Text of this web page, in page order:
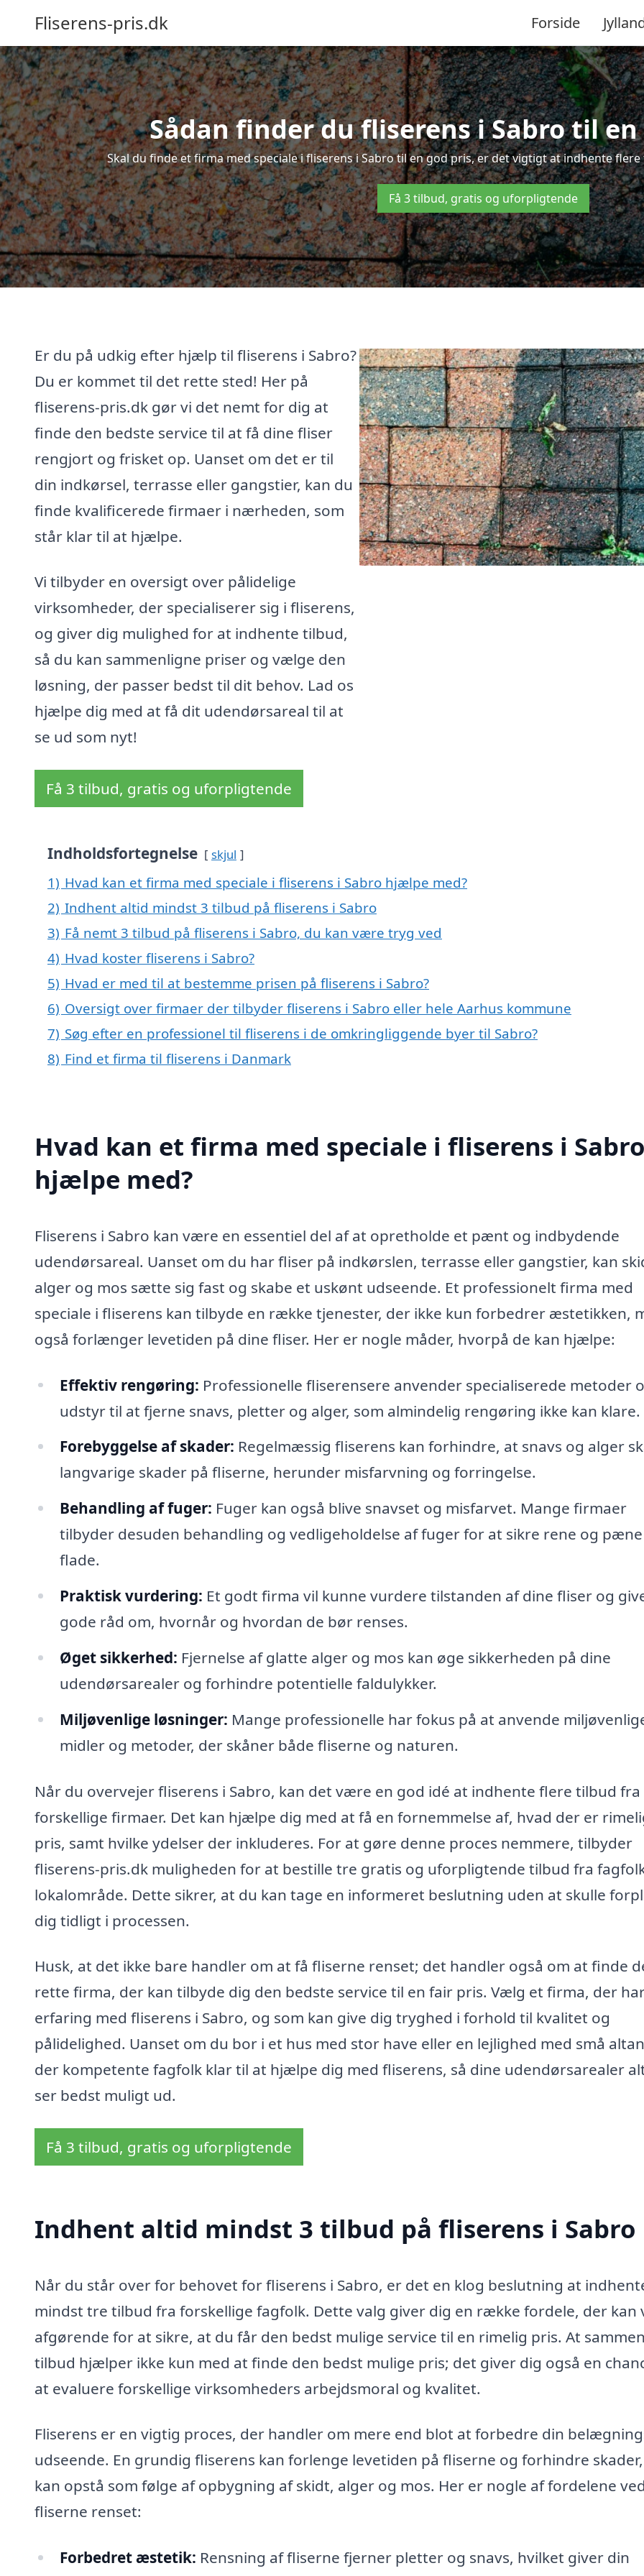
Fliserens-pris.dk Forside
Sådan finder du fliserens i Sabro til
Skal du finde et firma med speciale i fliserens i Sabro til en god pris, er det vigtigt at indhente
Få 3 tilbud, gratis og uforpligtende
Er du på udkig efter hjælp til fliserens i Sabro?
Du er kommet til det rette sted! Her på
fliserens-pris.dk gør vi det nemt for dig at
finde den bedste service til at få dine fliser
rengjort og frisket op. Uanset om det er til
din indkørsel, terrasse eller gangstier, kan du
finde kvalificerede firmaer i nærheden, som
står klar til at hjælpe.
Vi tilbyder en oversigt over pålidelige
virksomheder, der specialiserer sig i fliserens,
og giver dig mulighed for at indhente tilbud,
så du kan sammenligne priser og vælge den
løsning, der passer bedst til dit behov. Lad os
hjælpe dig med at få dit udendørsareal til at
se ud som nyt!
Få 3 tilbud, gratis og uforpligtende
Indholdsfortegnelse skjul
1) Hvad kan et firma med speciale i fliserens i Sabro hjælpe med?
2) Indhent altid mindst 3 tilbud på fliserens i Sabro
3) Få nemt 3 tilbud på fliserens i Sabro, du kan være tryg ved
4) Hvad koster fliserens i Sabro?
5) Hvad er med til at bestemme prisen på fliserens i Sabro?
6) Oversigt over firmaer der tilbyder fliserens i Sabro eller hele Aarhus kommune
7) Søg efter en professionel til fliserens i de omkringliggende byer til Sabro?
8) Find et firma til fliserens i Danmark
Hvad kan et firma med speciale i fliserens i Sabro
hjælpe med?
Fliserens i Sabro kan være en essentiel del af at opretholde et pænt og indbydende
udendørsareal. Uanset om du har fliser på indkørslen, terrasse eller gangstier, kan
alger og mos sætte sig fast og skabe et uskønt udseende. Et professionelt firma med
speciale i fliserens kan tilbyde en række tjenester, der ikke kun forbedrer æstetikken,
også forlænger levetiden på dine fliser. Her er nogle måder, hvorpå de kan hjælpe:
Effektiv rengøring: Professionelle fliserensere anvender specialiserede metoder
udstyr til at fjerne snavs, pletter og alger, som almindelig rengøring ikke kan klare.
Forebyggelse af skader: Regelmæssig fliserens kan forhindre, at snavs og alger
langvarige skader på fliserne, herunder misfarvning og forringelse.
Behandling af fuger: Fuger kan også blive snavset og misfarvet. Mange firmaer
tilbyder desuden behandling og vedligeholdelse af fuger for at sikre rene og pæne
flade.
Praktisk vurdering: Et godt firma vil kunne vurdere tilstanden af dine fliser og
gode råd om, hvornår og hvordan de bør renses.
Øget sikkerhed: Fjernelse af glatte alger og mos kan øge sikkerheden på dine
udendørsarealer og forhindre potentielle faldulykker.
Miljøvenlige løsninger: Mange professionelle har fokus på at anvende
midler og metoder, der skåner både fliserne og naturen.
Når du overvejer fliserens i Sabro, kan det være en god idé at indhente flere tilbud fra
forskellige firmaer. Det kan hjælpe dig med at få en fornemmelse af, hvad der er
pris, samt hvilke ydelser der inkluderes. For at gøre denne proces nemmere, tilbyder
fliserens-pris.dk muligheden for at bestille tre gratis og uforpligtende tilbud fra
lokalområde. Dette sikrer, at du kan tage en informeret beslutning uden at skulle
dig tidligt i processen.
Husk, at det ikke bare handler om at få fliserne renset; det handler også om at finde
rette firma, der kan tilbyde dig den bedste service til en fair pris. Vælg et firma, der
erfaring med fliserens i Sabro, og som kan give dig tryghed i forhold til kvalitet og
pålidelighed. Uanset om du bor i et hus med stor have eller en lejlighed med små
der kompetente fagfolk klar til at hjælpe dig med fliserens, så dine udendørsarealer
ser bedst muligt ud.
Få 3 tilbud, gratis og uforpligtende
Indhent altid mindst 3 tilbud på fliserens i Sabro
Når du står over for behovet for fliserens i Sabro, er det en klog beslutning at
mindst tre tilbud fra forskellige fagfolk. Dette valg giver dig en række fordele, der kan
afgørende for at sikre, at du får den bedst mulige service til en rimelig pris. At
tilbud hjælper ikke kun med at finde den bedst mulige pris; det giver dig også en
at evaluere forskellige virksomheders arbejdsmoral og kvalitet.
Fliserens er en vigtig proces, der handler om mere end blot at forbedre din
udseende. En grundig fliserens kan forlenge levetiden på fliserne og forhindre
kan opstå som følge af opbygning af skidt, alger og mos. Her er nogle af fordelene
fliserne renset:
Forbedret æstetik: Rensning af fliserne fjerner pletter og snavs, hvilket giver din